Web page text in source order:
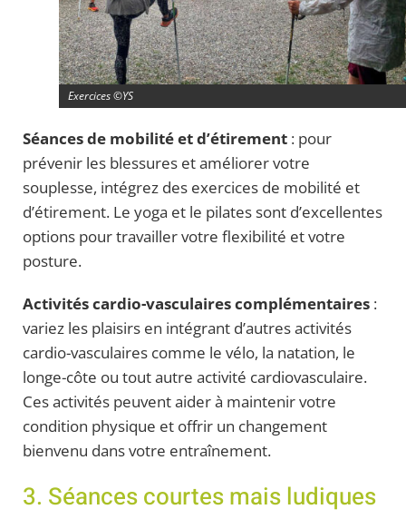
Exercices ©YS
Séances de mobilité et d’étirement : pour
prévenir les blessures et améliorer votre
souplesse, intégrez des exercices de mobilité et
d’étirement. Le yoga et le pilates sont d’excellentes
options pour travailler votre flexibilité et votre
posture.
Activités cardio-vasculaires complémentaires :
variez les plaisirs en intégrant d’autres activités
cardio-vasculaires comme le vélo, la natation, le
longe-côte ou tout autre activité cardiovasculaire.
Ces activités peuvent aider à maintenir votre
condition physique et offrir un changement
bienvenu dans votre entraînement.
3. Séances courtes mais ludiques